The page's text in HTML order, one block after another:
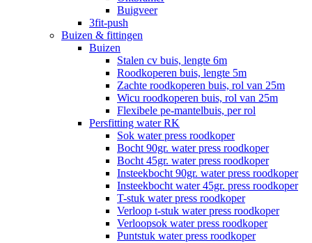
Buigveer
3fit-push
Buizen & fittingen
Buizen
Stalen cv buis, lengte 6m
Roodkoperen buis, lengte 5m
Zachte roodkoperen buis, rol van 25m
Wicu roodkoperen buis, rol van 25m
Flexibele pe-mantelbuis, per rol
Persfitting water RK
Sok water press roodkoper
Bocht 90gr. water press roodkoper
Bocht 45gr. water press roodkoper
Insteekbocht 90gr. water press roodkoper
Insteekbocht water 45gr. press roodkoper
T-stuk water press roodkoper
Verloop t-stuk water press roodkoper
Verloopsok water press roodkoper
Puntstuk water press roodkoper